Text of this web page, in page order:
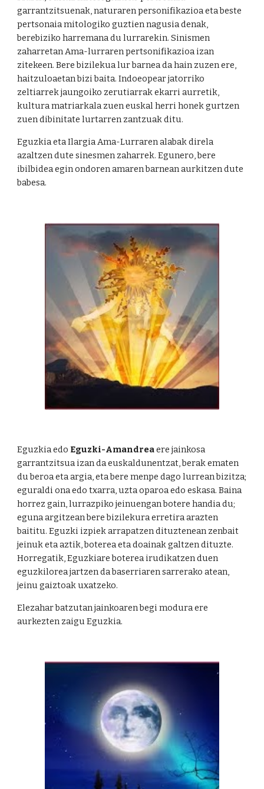
garrantzitsuenak, naturaren personifikazioa eta beste
pertsonaia mitologiko guztien nagusia denak,
berebiziko harremana du lurrarekin. Sinismen
zaharretan Ama-lurraren pertsonifikazioa izan
zitekeen. Bere bizilekua lur barnea da hain zuzen ere,
haitzuloaetan bizi baita. Indoeopear jatorriko
zeltiarrek jaungoiko zerutiarrak ekarri aurretik,
kultura matriarkala zuen euskal herri honek gurtzen
zuen dibinitate lurtarren zantzuak ditu.
Eguzkia eta Ilargia Ama-Lurraren alabak direla
azaltzen dute sinesmen zaharrek. Egunero, bere
ibilbidea egin ondoren amaren barnean aurkitzen dute
babesa.
Eguzkia edo Eguzki-Amandreaere jainkosa
garrantzitsua izan da euskaldunentzat, berak ematen
du beroa eta argia, eta bere menpe dago lurrean bizitza;
eguraldi ona edo txarra, uzta oparoa edo eskasa. Baina
horrez gain, lurrazpiko jeinuengan botere handia du;
eguna argitzean bere bizilekura erretira arazten
baititu. Eguzki izpiek arrapatzen dituztenean zenbait
jeinuk eta aztik, boterea eta doainak galtzen dituzte.
Horregatik, Eguzkiare boterea irudikatzen duen
eguzkilorea jartzen da baserriaren sarrerako atean,
jeinu gaiztoak uxatzeko.
Elezahar batzutan jainkoaren begi modura ere
aurkezten zaigu Eguzkia.